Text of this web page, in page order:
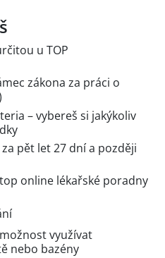
u TOP
zákona za práci o
– vybereš si jakýkoliv
pět let 27 dní a později
online lékařské poradny
využívat
nebo bazény